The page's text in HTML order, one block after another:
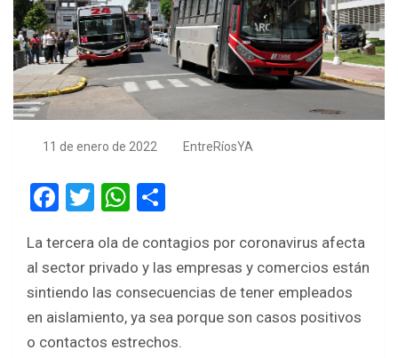
11 de enero de 2022 EntreRíosYA
F
ce
b
o
o
T
tt
er
W
at
s
A
p
ar
e
La tercera ola de contagios por coronavirus afecta
al sector privado y las empresas y comercios están
sintiendo las consecuencias de tener empleados
en aislamiento, ya sea porque son casos positivos
o contactos estrechos.